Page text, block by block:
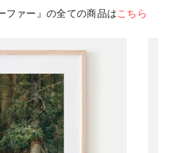
ファー』の全ての商品はこちら